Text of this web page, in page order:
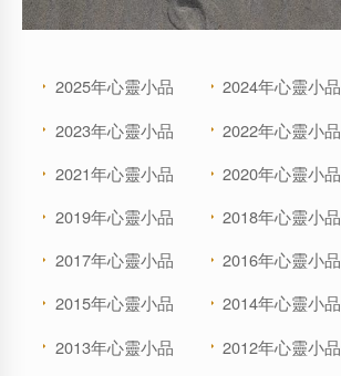
2025年心靈小品
2024年心靈小品
2023年心靈小品
2022年心靈小品
2021年心靈小品
2020年心靈小品
2019年心靈小品
2018年心靈小品
2017年心靈小品
2016年心靈小品
2015年心靈小品
2014年心靈小品
2013年心靈小品
2012年心靈小品